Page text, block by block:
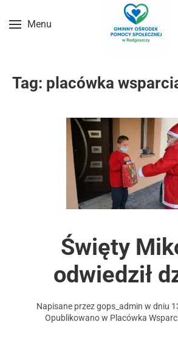
Przejdź do treści głównej
Menu
Tag: placówka
Święty
odwiedził
Napisane przezgops_admin w dniu
Opublikowano w Placówka